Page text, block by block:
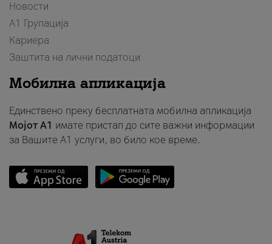
Новости
А1 Групација
Кариера
Заштита на лични податоци
Мобилна апликација
Единствено преку бесплатната мобилна апликација
Мојот A1 имате пристап до сите важни информации
за Вашите A1 услуги, во било кое време.